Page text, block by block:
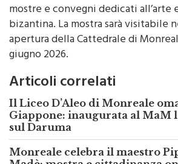
pubblicato numerosi studi e
mostre e convegni dedicati all’arte
bizantina. La mostra sarà visitabile
apertura della Cattedrale di
giugno 2026.
Articoli correlati
Il Liceo D’Aleo di Monreale
Giappone: inaugurata al MaM
sul Daruma